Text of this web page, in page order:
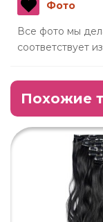
Фото
Все фото мы
соответствует
Похожие